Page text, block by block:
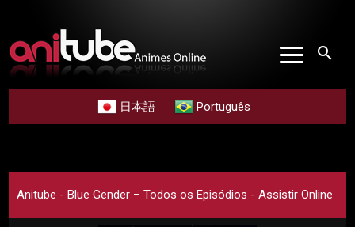
search
日本語 Português
Anitube - Blue Gender – Todos os Episódios - Assistir Online